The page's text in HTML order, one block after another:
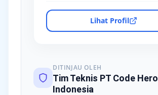
Lihat Profil
DITINJAU OLEH
Tim Teknis PT Code Hero
Indonesia